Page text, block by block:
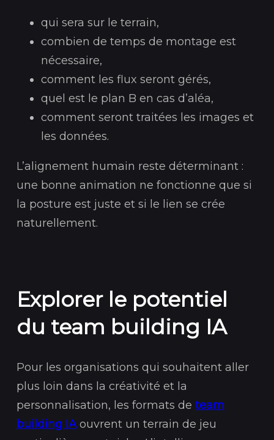
qui sera sur le terrain,
combien de temps de montage est
nécessaire,
comment les flux seront gérés,
quel est le plan B en cas d’aléa,
comment seront traitées les images et
les données.
L’alignement humain reste déterminant :
une bonne animation ne fonctionne que si
la posture est juste et si le lien se crée
naturellement.
Explorer le potentiel
du team building IA
Pour les organisations qui souhaitent aller
plus loin dans la créativité et la
personnalisation, les formats de team
building IAouvrent un terrain de jeu